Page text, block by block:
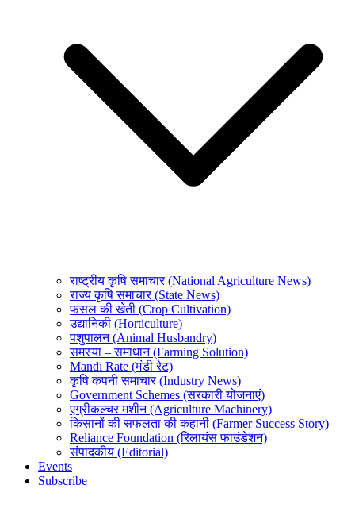
राष्ट्रीय कृषि समाचार (National Agriculture News)
राज्य कृषि समाचार (State News)
फसल की खेती (Crop Cultivation)
उद्यानिकी (Horticulture)
पशुपालन (Animal Husbandry)
समस्या – समाधान (Farming Solution)
Mandi Rate (मंडी रेट)
कृषि कंपनी समाचार (Industry News)
Government Schemes (सरकारी योजनाएं)
एग्रीकल्चर मशीन (Agriculture Machinery)
किसानों की सफलता की कहानी (Farmer Success Story)
Reliance Foundation (रिलायंस फाउंडेशन)
संपादकीय (Editorial)
Events
Subscribe